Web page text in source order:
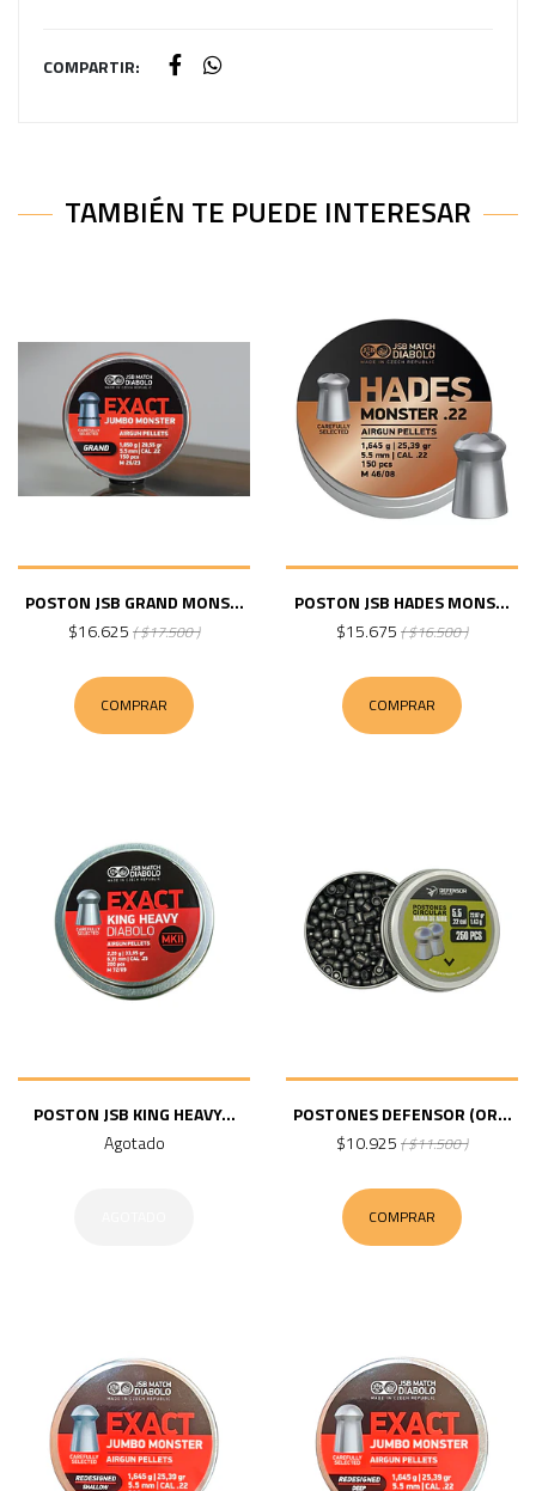
COMPARTIR:
TAMBIÉN TE PUEDE INTERESAR
POSTON JSB GRAND MONS...
$16.625 ( $17.500 )
COMPRAR
POSTON JSB HADES MONS...
$15.675 ( $16.500 )
COMPRAR
POSTON JSB KING HEAVY...
Agotado
POSTONES DEFENSOR (OR...
$10.925 ( $11.500 )
COMPRAR